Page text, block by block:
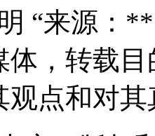
“来源：
体，转载
观点和对